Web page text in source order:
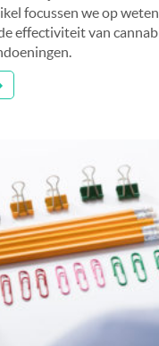
focussen we op
effectiviteit van